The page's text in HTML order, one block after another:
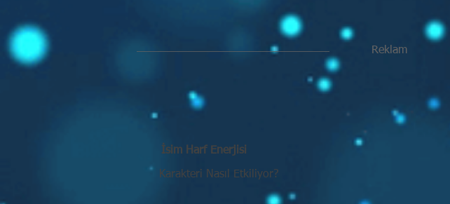
Reklam
İsim Harf Enerjisi
Karakteri Nasıl Etkiliyor?